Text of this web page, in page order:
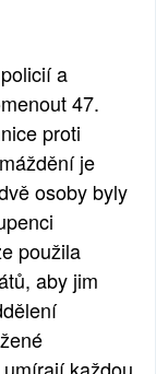
a
47.
proti
je
osoby byly
použila
aby jim